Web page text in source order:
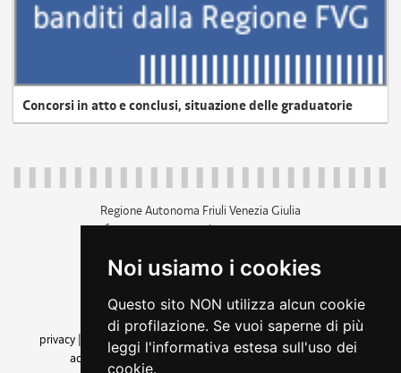
Noi usiamo i cookies
Questo sito NON utilizza alcun cookie
di profilazione. Se vuoi saperne di più
leggi l'informativa estesa sull'uso dei
cookie.
Concorsi in atto e conclusi, situazione delle graduatorie
Regione Autonoma Friuli Venezia Giulia
c.f. 80014930327; p.iva 00526040324
+39 040 3771111
amministrazione trasparente
privacy
cookie |note legali accessibilità
dichiarazione di
accessibilità| feedback cambio preferenze cookie